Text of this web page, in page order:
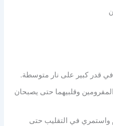
قدر كبير على نار متوسطة.
وقلبيهما حتى يصبحان
واستمري في التقليب حتى